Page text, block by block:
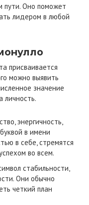
пути. Оно поможет
лидером в любой
присваивается
можно выявить
значение
личность.
энергичность,
в имени
в себе, стремятся
во всем.
стабильности,
Они обычно
четкий план